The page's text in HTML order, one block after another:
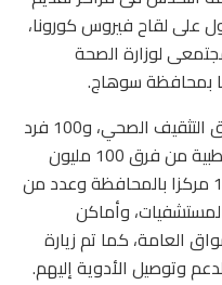
على لقاح فيروس كورونا،
لوزارة الصحة
بمحافظة سوهاج.
وكان قوام الفريق 15 فردا من فريق التثقيف الصحي، و100 فرد
من التواصل المجتمعي، و4 قوافل طبية من فرق 100 مليون
صحة؛ حيث قامت الفرق بجولة فى 11 مركزا بالمحافظة وعدد من
وأماكن
العامة، كما تم زيارة
وتوصيل الأدوية إليهم.